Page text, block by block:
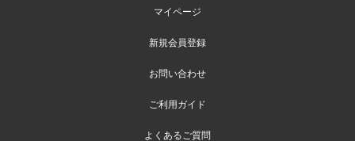
マイページ
新規会員登録
お問い合わせ
ご利用ガイド
よくあるご質問